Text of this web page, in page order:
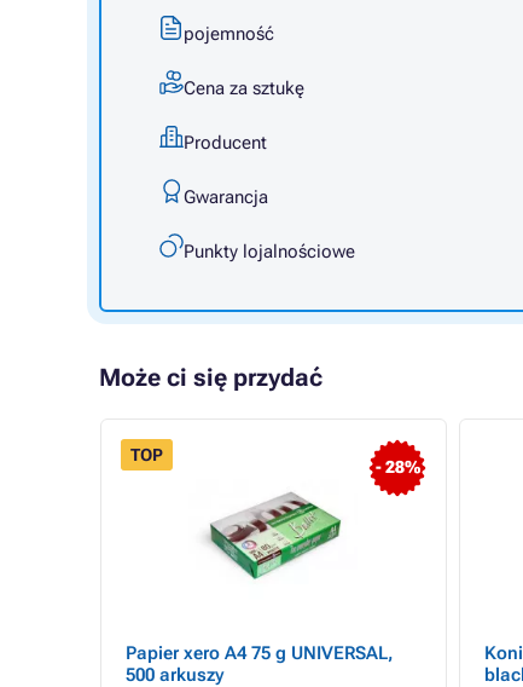
pojemność
Cena za sztukę
Producent
Gwarancja
Punkty lojalnościowe
Może ci się przydać
- 28%
TOP
Papier xero A4 75 g UNIVERSAL,
500 arkuszy